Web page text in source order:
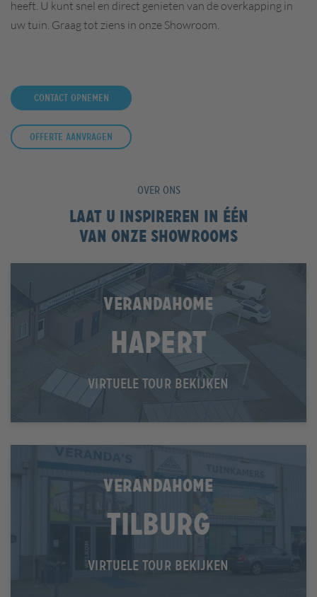
heeft. U kunt snel en direct genieten van de overkapping in
uw tuin. Graag tot ziens in onze Showroom.
Contact opnemen
Offerte aanvragen
OVER ONS
Laat u inspireren in één
van onze showrooms
VERANDAHOME
Hapert
VIRTUELE TOUR BEKIJKEN
VERANDAHOME
Tilburg
VIRTUELE TOUR BEKIJKEN